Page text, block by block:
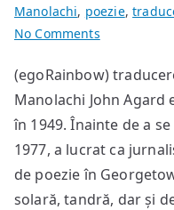
Manolachi, poezie,
No Commentson
de
John
Agard
[IV]
(egoRainbow)
Manolachi John Agard
în 1949. Înainte de a
1977, a lucrat ca
de poezie în
solară, tandră, dar și